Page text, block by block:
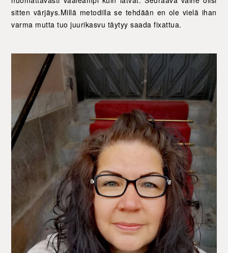
sitten värjäys.Millä metodilla se tehdään en ole vielä ihan
varma mutta tuo juurikasvu täytyy saada fixattua.